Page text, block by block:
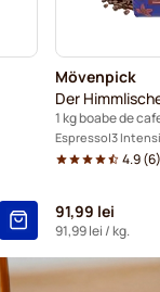
Mövenpick
Der
1 kg boabe de
Espresso 3
4.9(6)
91,99 lei
91,99 lei / kg.